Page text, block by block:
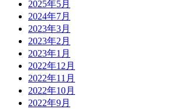
2025年5月
2024年7月
2023年3月
2023年2月
2023年1月
2022年12月
2022年11月
2022年10月
2022年9月